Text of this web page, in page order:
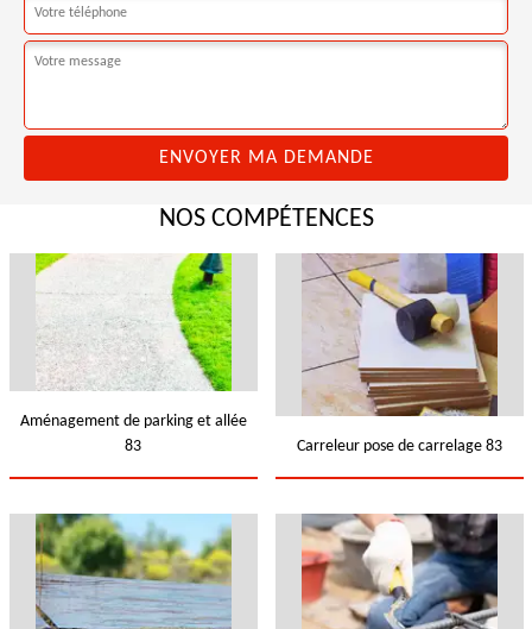
NOS COMPÉTENCES
Aménagement de parking et allée
83
Carreleur pose de carrelage 83